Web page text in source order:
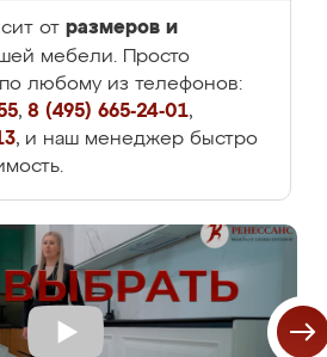
от размеров и
мебели. Просто
любому из телефонов:
, 8 (495) 665-24-01,
, и наш менеджер быстро